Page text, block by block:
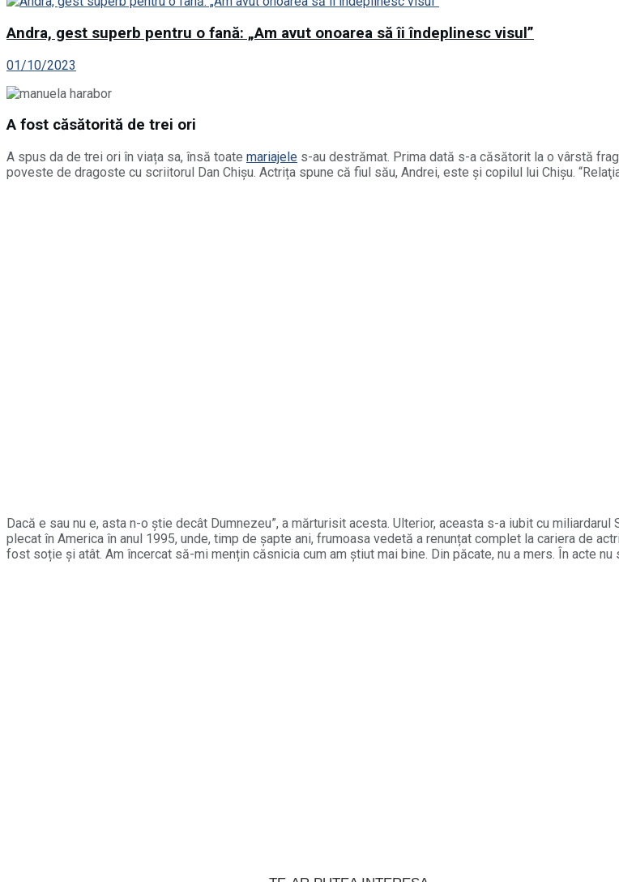
Andra, gest superb pentru o fană: „Am avut onoarea să îi îndeplinesc visul”
01/10/2023
A fost căsătorită de trei ori
A spus da de trei ori în viața sa, însă toate mariajele s-au destrămat. Prima dată s-a căsătorit la o vârstă
poveste de dragoste cu scriitorul Dan Chișu. Actrița spune că fiul său, Andrei, este și copilul lui Chișu.
Dacă e sau nu e, asta n-o ştie decât Dumnezeu”, a mărturisit acesta. Ulterior, aceasta s-a iubit cu
plecat în America în anul 1995, unde, timp de șapte ani, frumoasa vedetă a renunțat complet la cariera de
fost soție și atât. Am încercat să-mi mențin căsnicia cum am știut mai bine. Din păcate, nu a mers. În acte